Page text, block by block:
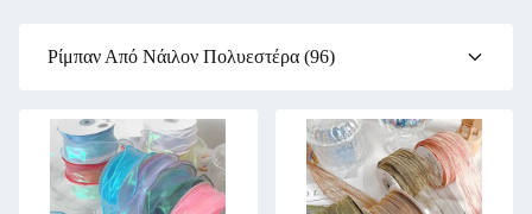
Ρίμπαν Από Νάιλον Πολυεστέρα (96)